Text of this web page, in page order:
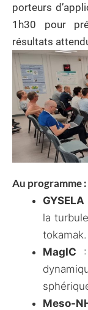
porteurs
1h30 pour
résultats
Au programme :
GYSELA
la
tokamak.
MagIC :
Meso-